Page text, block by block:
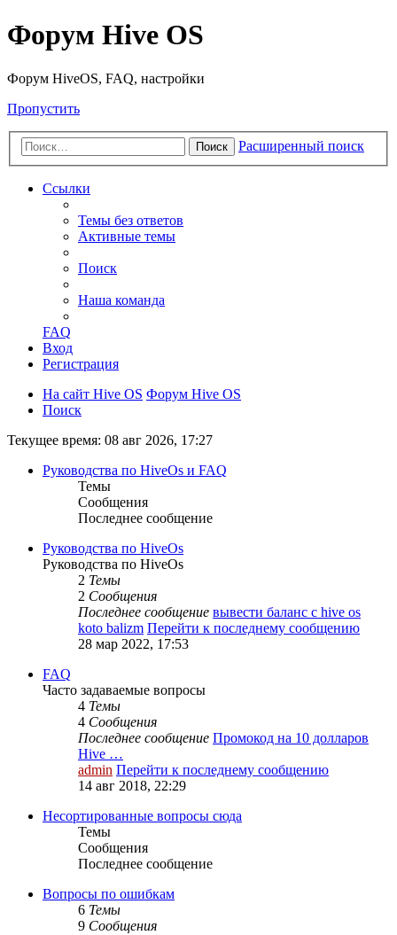
Форум Hive OS
Форум HiveOS, FAQ, настройки
Пропустить
Поиск Расширенный поиск
Ссылки
Темы без ответов
Активные темы
Поиск
Наша команда
FAQ
Вход
Регистрация
На сайт Hive OS Форум Hive OS
Поиск
Текущее время: 08 авг 2026, 17:27
Руководства по HiveOs и FAQ
Темы
Сообщения
Последнее сообщение
Руководства по HiveOs
Руководства по HiveOs
2 Темы
2 Сообщения
Последнее сообщение вывести баланс с hive os
koto balizm Перейти к последнему сообщению
28 мар 2022, 17:53
FAQ
Часто задаваемые вопросы
4 Темы
4 Сообщения
Последнее сообщение Промокод на 10 долларов
Hive …
admin Перейти к последнему сообщению
14 авг 2018, 22:29
Несортированные вопросы сюда
Темы
Сообщения
Последнее сообщение
Вопросы по ошибкам
6 Темы
9 Сообщения